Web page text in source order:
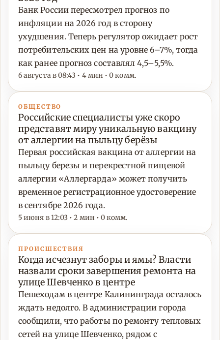
Банк России пересмотрел прогноз по
инфляции на 2026 год в сторону
ухудшения. Теперь регулятор ожидает рост
потребительских цен на уровне 6–7%, тогда
как ранее прогноз составлял 4,5–5,5%.
6 августа в 08:43 • 4 мин • 0 комм.
ОБЩЕСТВО
Российские специалисты уже скоро
представят миру уникальную вакцину
от аллергии на пыльцу берёзы
Первая российская вакцина от аллергии на
пыльцу березы и перекрестной пищевой
аллергии «Аллергарда» может получить
временное регистрационное удостоверение
в сентябре 2026 года.
5 июня в 12:03 • 2 мин • 0 комм.
ПРОИСШЕСТВИЯ
Когда исчезнут заборы и ямы? Власти
назвали сроки завершения ремонта на
улице Шевченко в центре
Пешеходам в центре Калининграда осталось
ждать недолго. В администрации города
сообщили, что работы по ремонту тепловых
сетей на улице Шевченко, рядом с